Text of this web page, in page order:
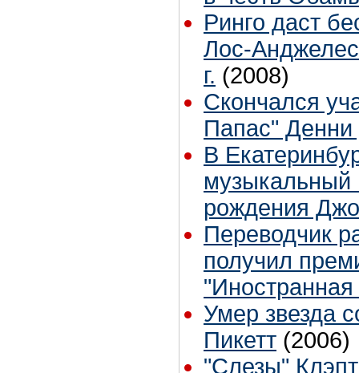
Ринго даст
Лос-
г. (2008)
Скончался
Папас" Денни
В
музыкальный
рождения
Переводчик
получил
Умер звезда
Пикетт (2006)
"Слезы"